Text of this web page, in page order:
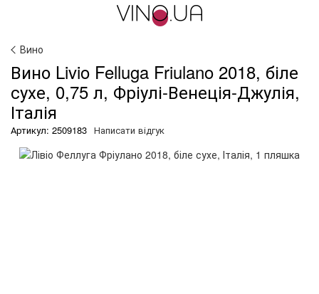
Вино
Вино Livio Felluga Friulano 2018, біле
сухе, 0,75 л, Фріулі-Венеція-Джулія,
Італія
Артикул: 2509183 Написати відгук